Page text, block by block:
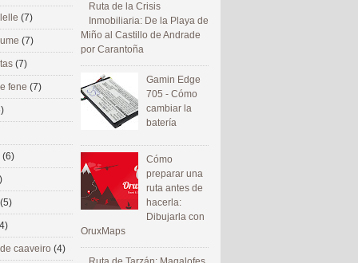
Ruta de la Crisis
Inmobiliaria: De la Playa de
Miño al Castillo de Andrade
por Carantoña
Gamin Edge
705 - Cómo
cambiar la
batería
Cómo
preparar una
ruta antes de
hacerla:
Dibujarla con
OruxMaps
(7)
(7)
(7)
fene (7)
(6)
(5)
caaveiro (4)